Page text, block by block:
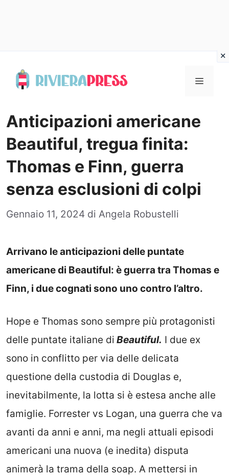
Menu
Anticipazioni americane
Beautiful, tregua finita:
Thomas e Finn, guerra
senza esclusioni di colpi
Gennaio 11, 2024 di Angela Robustelli
Arrivano le anticipazioni delle puntate
americane di Beautiful: è guerra tra Thomas e
Finn, i due cognati sono uno contro l’altro.
Hope e Thomas sono sempre più protagonisti
delle puntate italiane di Beautiful. I due ex
sono in conflitto per via delle delicata
questione della custodia di Douglas e,
inevitabilmente, la lotta si è estesa anche alle
famiglie. Forrester vs Logan, una guerra che va
avanti da anni e anni, ma negli attuali episodi
americani una nuova (e inedita) disputa
animerà la trama della soap. A mettersi in